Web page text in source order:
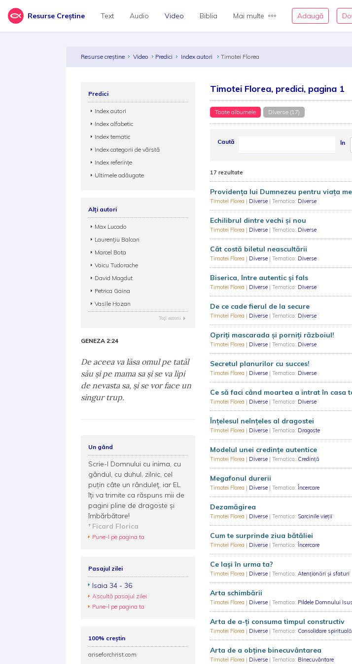
Resurse Creștine Text Audio Video Biblia Mai multe Adaugă
Resurse creștine Video Predici Index autori Timotei Florea
Timotei Florea, predici, pagina 1
Toate albumele Diverse (17)
Caută în
17 rezultate
Providența lui Dumnezeu pentru viața
Timotei Florea | Diverse | Tematica: Diverse
Echilibrul dintre vechi și nou
Timotei Florea | Diverse | Tematica: Diverse
Cât costă biletul neascultării
Timotei Florea | Diverse | Tematica: Diverse
Biserica, între autentic și fals
Timotei Florea | Diverse | Tematica: Diverse
De ce cade fierul de la secure
Timotei Florea | Diverse | Tematica: Diverse
Opriți mascarada și porniți războiul!
Timotei Florea | Diverse | Tematica: Diverse
Secretul planurilor cu succes!
Timotei Florea | Diverse | Tematica: Diverse
Ce să faci când moartea a intrat în casa
Timotei Florea | Diverse | Tematica: Diverse
Înțelesul neînțeles al dragostei
Timotei Florea | Diverse | Tematica: Dragoste
Modelul unei credințe autentice
Timotei Florea | Diverse | Tematica: Credință
Megafonul durerii
Timotei Florea | Diverse | Tematica: Încercare
Dezamăgirea
Timotei Florea | Diverse | Tematica: Sarcinile vieții
Cum te surprinde ziua bătăliei
Timotei Florea | Diverse | Tematica: Încercare
Ce laşi în urma ta?
Timotei Florea | Diverse | Tematica: Atenționări și sfaturi
Arta schimbării
Timotei Florea | Diverse | Tematica: Pildele Domnului Isus
Arta de a-ți consuma timpul constructiv
Timotei Florea | Diverse | Tematica: Consolidare spirituală
Arta de a obține binecuvântarea
Timotei Florea | Diverse | Tematica: Binecuvântare
Predici
Index autori
Index alfabetic
Index tematic
Index categorii de vârstă
Index referințe
Ultimele adăugate
Alți autori
Max Lucado
Laurențiu Balcan
Marcel Bota
Voicu Tudorache
David Magdut
Petrica Gaina
Vasile Hozan
Toţi autorii
GENEZA 2:24
De aceea va lăsa omul pe tatăl
său şi pe mama sa şi se va lipi
de nevasta sa, şi se vor face un
singur trup.
Un gând
Scrie-I Domnului cu inima, cu
gândul, cu duhul, zilnic, cel
puţin câte un rânduleţ, iar EL
îţi va trimite ca răspuns mii de
pagini pline de dragoste şi
îmbărbătare!
Ficard Florica
Pune-l pe pagina ta
Pasajul zilei
Isaia 34 - 36
Ascultă pasajul zilei
Pune-l pe pagina ta
100% creștin
ariseforchrist.com